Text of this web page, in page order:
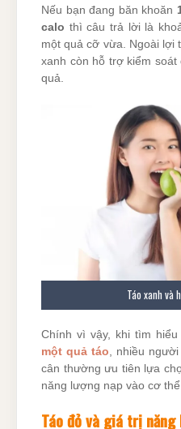
Nếu bạn đang băn khoăn
calo thì câu trả lời là
một quả cỡ vừa. Ngoài lợi
xanh còn hỗ trợ kiểm
quả.
Táo xanh và
Chính vì vậy, khi tìm
một quả táo , nhiều
cân thường ưu tiên lựa
năng lượng nạp vào cơ thể.
Táo đỏ và giá trị năng